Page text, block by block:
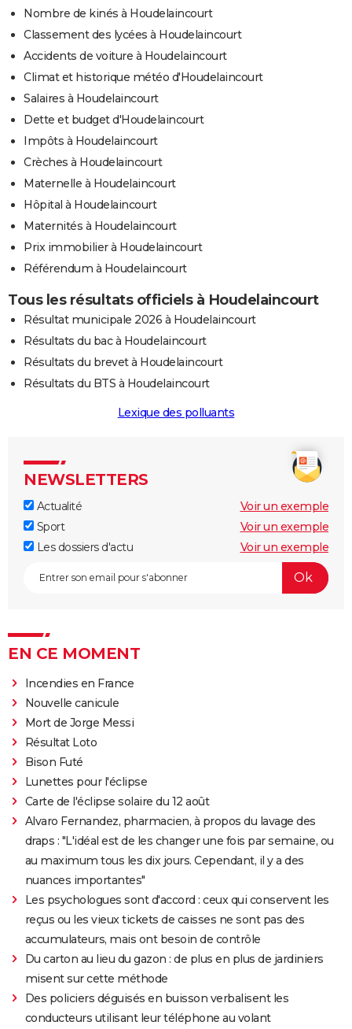
Nombre de kinés à Houdelaincourt
Classement des lycées à Houdelaincourt
Accidents de voiture à Houdelaincourt
Climat et historique météo d'Houdelaincourt
Salaires à Houdelaincourt
Dette et budget d'Houdelaincourt
Impôts à Houdelaincourt
Crèches à Houdelaincourt
Maternelle à Houdelaincourt
Hôpital à Houdelaincourt
Maternités à Houdelaincourt
Prix immobilier à Houdelaincourt
Référendum à Houdelaincourt
Tous les résultats officiels à Houdelaincourt
Résultat municipale 2026 à Houdelaincourt
Résultats du bac à Houdelaincourt
Résultats du brevet à Houdelaincourt
Résultats du BTS à Houdelaincourt
Lexique des polluants
NEWSLETTERS
Actualité
Voir un exemple
Sport
Voir un exemple
Les dossiers d'actu
Voir un exemple
EN CE MOMENT
Incendies en France
Nouvelle canicule
Mort de Jorge Messi
Résultat Loto
Bison Futé
Lunettes pour l'éclipse
Carte de l'éclipse solaire du 12 août
Alvaro Fernandez, pharmacien, à propos du lavage des
draps : "L'idéal est de les changer une fois par semaine, ou
au maximum tous les dix jours. Cependant, il y a des
nuances importantes"
Les psychologues sont d'accord : ceux qui conservent les
reçus ou les vieux tickets de caisses ne sont pas des
accumulateurs, mais ont besoin de contrôle
Du carton au lieu du gazon : de plus en plus de jardiniers
misent sur cette méthode
Des policiers déguisés en buisson verbalisent les
conducteurs utilisant leur téléphone au volant